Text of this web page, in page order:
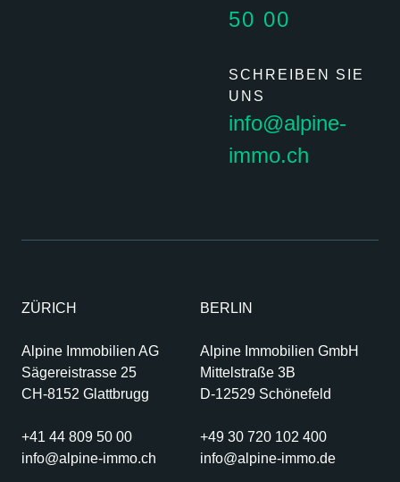
50 00
SCHREIBEN SIE
UNS
info@alpine-
immo.ch
ZÜRICH
Alpine Immobilien AG
Sägereistrasse 25
CH-8152 Glattbrugg
+41 44 809 50 00
info@alpine-immo.ch
BERLIN
Alpine Immobilien GmbH
Mittelstraße 3B
D-12529 Schönefeld
+49 30 720 102 400
info@alpine-immo.de